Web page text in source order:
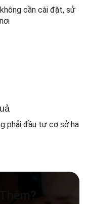
cần cài đặt, sử
phải đầu tư cơ sở hạ